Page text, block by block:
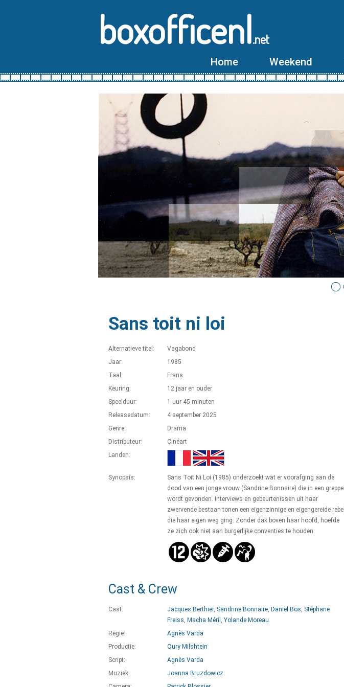
boxofficenl.net
Home Weekend
Sans toit ni loi
Alternatieve titel:
Vagabond
Jaar:
1985
Taal:
Frans
Keuring:
12 jaar en ouder
Speelduur:
1 uur 45 minuten
Releasedatum:
4 september 2025
Genre:
Drama
Distributeur:
Cinéart
Landen:
Synopsis:
Sans Toit Ni Loi (1985) onderzoekt wat er voorafging aan de
dood van een jonge vrouw (Sandrine Bonnaire) die in een greppel
wordt gevonden. Interviews en gebeurtenissen uit haar
zwervende bestaan tonen een eigenzinnige en eigengereide rebel
die haar eigen weg ging. Zonder dak boven haar hoofd, hoefde
ze zich ook niet aan burgerlijke conventies te houden.
Cast & Crew
Cast: Jacques Berthier, Sandrine Bonnaire, Daniel Bos, Stéphane
Freiss, Macha Méril , Yolande Moreau
Regie:
Agnès Varda
Productie:
Oury Milshtein
Script:
Agnès Varda
Muziek:
Joanna Bruzdowicz